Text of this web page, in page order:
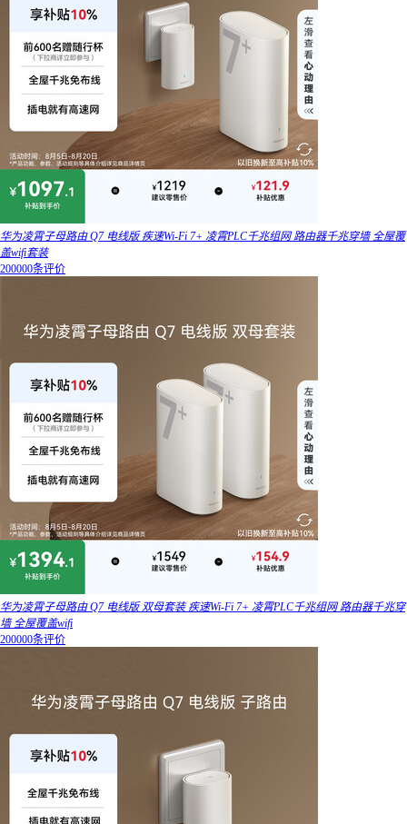
华为凌霄子母路由 Q7 电线版 疾速Wi-Fi 7+ 凌霄PLC千兆组网 路由器千兆穿墙 全屋覆
盖wifi套装
200000条评价
华为凌霄子母路由 Q7 电线版 双母套装 疾速Wi-Fi 7+ 凌霄PLC千兆组网 路由器千兆穿
墙 全屋覆盖wifi
200000条评价